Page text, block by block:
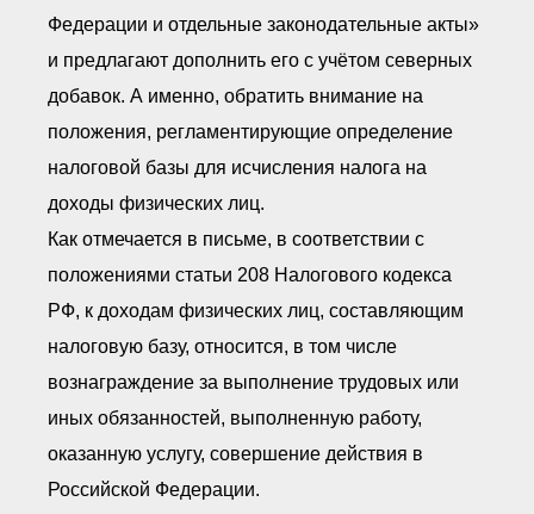
Политика информационной
открытости
Охрана труда
Видеоматериалы
Законодательство РФ по
техническим регламентам
профессиональная
Федерации и отдельные законодательные акты»
и предлагают дополнить его с учётом северных
добавок. А именно, обратить внимание на
положения, регламентирующие определение
налоговой базы для исчисления налога на
доходы физических лиц.
Как отмечается в письме, в соответствии с
положениями статьи 208 Налогового кодекса
РФ, к доходам физических лиц, составляющим
налоговую базу, относится, в том числе
вознаграждение за выполнение трудовых или
иных обязанностей, выполненную работу,
оказанную услугу, совершение действия в
Российской Федерации.